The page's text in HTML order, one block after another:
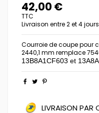
42,00 €
TTC
Livraison entre 2 et 4 jours
Courroie de coupe pour
2440,1 mm remplace
13B8A1CF603 et
LIVRAISON PAR